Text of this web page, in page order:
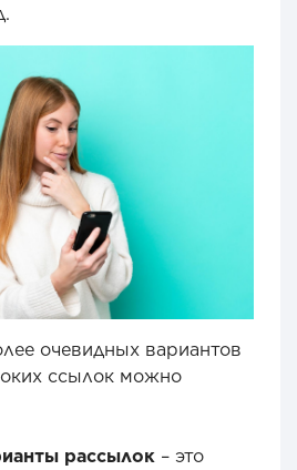
очевидных вариантов
ссылок можно
рассылок – это